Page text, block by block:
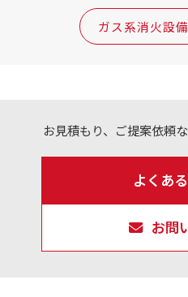
ガス系消火設
お見積もり、ご提案依頼
よくあ
お問